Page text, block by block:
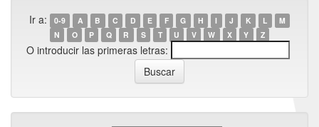
Ir a: 0-9 A B C D E F G H I J K L
M
N
O P Q R S T U V W X Y Z
O introducir las primeras letras: